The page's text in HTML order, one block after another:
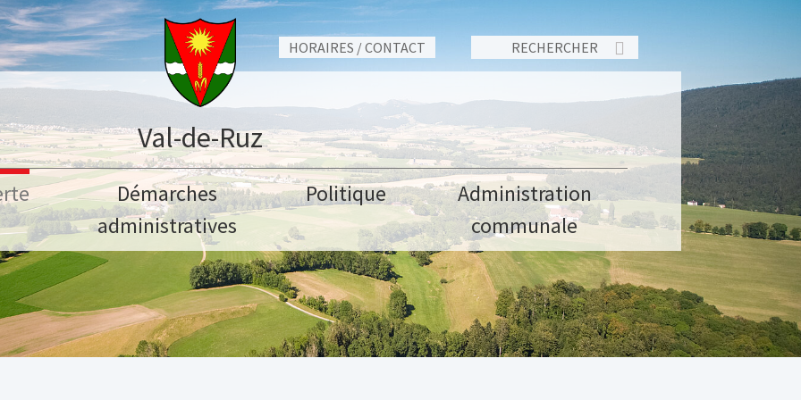
HORAIRES / CONTACT
Val-de-Ruz
Démarches
administratives
Politique
Administration
communale